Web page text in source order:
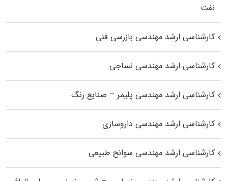
نفت
کارشناسی ارشد مهندسی بازرسی فنی
کارشناسی ارشد مهندسی نساجی
کارشناسی ارشد مهندسی پلیمر – صنایع رنگ
کارشناسی ارشد مهندسی داروسازی
کارشناسی ارشد مهندسی سوانح طبیعی